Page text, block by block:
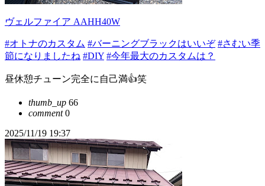
ヴェルファイア AAHH40W
#オトナのカスタム #バーニングブラックはいいぞ #さむい季
節になりましたね #DIY #今年最大のカスタムは？
昼休憩チューン完全に自己満👍笑
thumb_up 66
comment0
2025/11/19 19:37